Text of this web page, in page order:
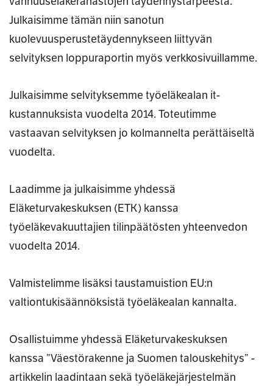
Julkaisimme tämän niin sanotun
kuolevuusperustetäydennykseen liittyvän
selvityksen loppuraportin myös verkkosivuillamme.
Julkaisimme selvityksemme työeläkealan it-
kustannuksista vuodelta 2014. Toteutimme
vastaavan selvityksen jo kolmannelta perättäiseltä
vuodelta.
Laadimme ja julkaisimme yhdessä
Eläketurvakeskuksen (ETK) kanssa
työeläkevakuuttajien tilinpäätösten yhteenvedon
vuodelta 2014.
Valmistelimme lisäksi taustamuistion EU:n
valtiontukisäännöksistä työeläkealan kannalta.
Osallistuimme yhdessä Eläketurvakeskuksen
kanssa ”Väestörakenne ja Suomen talouskehitys” -
artikkelin laadintaan sekä työeläkejärjestelmän